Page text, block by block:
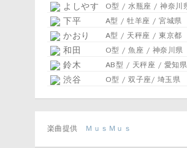
よしやす O型 / 水瓶座 / 神奈川
下平 A型 / 牡羊座 / 宮城県
かおり A型 / 天秤座 / 東京都
和田 O型 / 魚座 / 神奈川県
鈴木 AB型 / 天秤座 / 愛知県
渋谷 O型 / 双子座/ 埼玉県
楽曲提供 ＭｕｓＭｕｓ